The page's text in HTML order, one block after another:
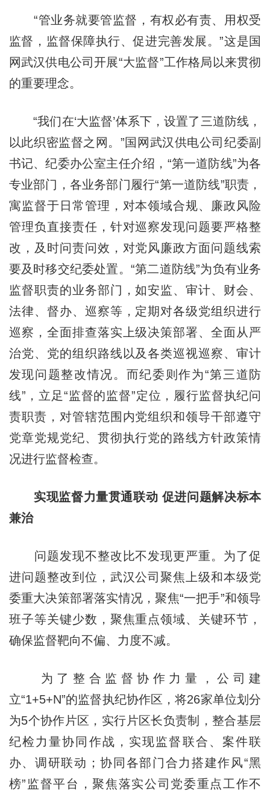
“管业务就要管监督，有权必有责、用权受
监督，监督保障执行、促进完善发展。”这是国
网武汉供电公司开展“大监督”工作格局以来贯彻
的重要理念。
“我们在‘大监督’体系下，设置了三道防线，
以此织密监督之网。”国网武汉供电公司纪委副
书记、纪委办公室主任介绍，“第一道防线”为各
专业部门，各业务部门履行“第一道防线”职责，
寓监督于日常管理，对本领域合规、廉政风险
管理负直接责任，针对巡察发现问题要严格整
改，及时问责问效，对党风廉政方面问题线索
要及时移交纪委处置。“第二道防线”为负有业务
监督职责的业务部门，如安监、审计、财会、
法律、督办、巡察等，定期对各级党组织进行
巡察，全面排查落实上级决策部署、全面从严
治党、党的组织路线以及各类巡视巡察、审计
发现问题整改情况。而纪委则作为“第三道防
线”，立足“监督的监督”定位，履行监督执纪问
责职责，对管辖范围内党组织和领导干部遵守
党章党规党纪、贯彻执行党的路线方针政策情
况进行监督检查。
实现监督力量贯通联动 促进问题解决标本
兼治
问题发现不整改比不发现更严重。为了促
进问题整改到位，武汉公司聚焦上级和本级党
委重大决策部署落实情况，聚焦“一把手”和领导
班子等关键少数，聚焦重点领域、关键环节，
确保监督靶向不偏、力度不减。
为了整合监督协作力量，公司建
立“1+5+N”的监督执纪协作区，将26家单位划分
为5个协作片区，实行片区长负责制，整合基层
纪检力量协同作战，实现监督联合、案件联
办、调研联动；协同各部门合力搭建作风“黑
榜”监督平台，聚焦落实公司党委重点工作不